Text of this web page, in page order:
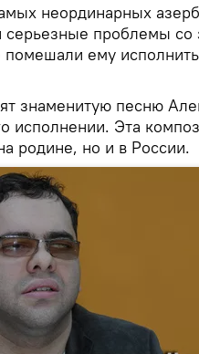
неординарных
серьезные проблемы
помешали ему
знаменитую песню
исполнении. Эта
родине, но и в России.